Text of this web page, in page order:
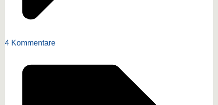
4 Kommentare